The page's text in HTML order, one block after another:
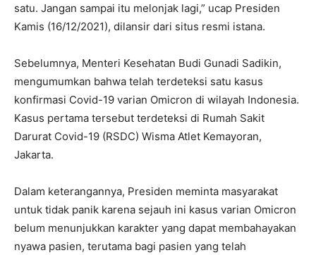
satu. Jangan sampai itu melonjak lagi,” ucap Presiden
Kamis (16/12/2021), dilansir dari situs resmi istana.
Sebelumnya, Menteri Kesehatan Budi Gunadi Sadikin,
mengumumkan bahwa telah terdeteksi satu kasus
konfirmasi Covid-19 varian Omicron di wilayah Indonesia.
Kasus pertama tersebut terdeteksi di Rumah Sakit
Darurat Covid-19 (RSDC) Wisma Atlet Kemayoran,
Jakarta.
Dalam keterangannya, Presiden meminta masyarakat
untuk tidak panik karena sejauh ini kasus varian Omicron
belum menunjukkan karakter yang dapat membahayakan
nyawa pasien, terutama bagi pasien yang telah